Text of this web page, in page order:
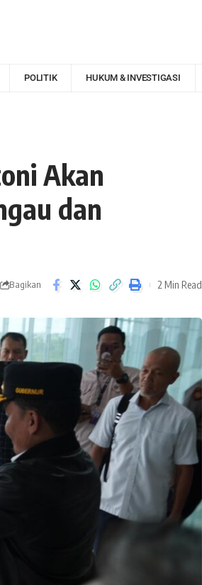
POLITIK HUKUM & INVESTIGASI
Akan
dan
Bagikan 2 Min Read